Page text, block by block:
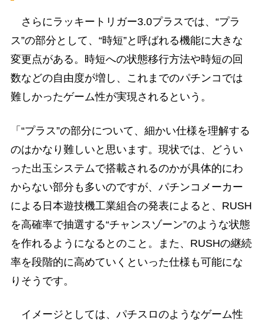
さらにラッキートリガー3.0プラスでは、“プラ
ス”の部分として、“時短”と呼ばれる機能に大きな
変更点がある。時短への状態移行方法や時短の回
数などの自由度が増し、これまでのパチンコでは
難しかったゲーム性が実現されるという。
「“プラス”の部分について、細かい仕様を理解する
のはかなり難しいと思います。現状では、どうい
った出玉システムで搭載されるのかが具体的にわ
からない部分も多いのですが、パチンコメーカー
による日本遊技機工業組合の発表によると、RUSH
を高確率で抽選する“チャンスゾーン”のような状態
を作れるようになるとのこと。また、RUSHの継続
率を段階的に高めていくといった仕様も可能にな
りそうです。
イメージとしては、パチスロのようなゲーム性